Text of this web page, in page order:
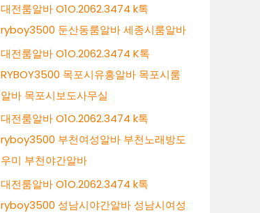
대전룸알바 O1O.2062.3474 k톡
ryboy3500 둔산동룸알바 세종시룸알바
대전룸알바 O1O.2062.3474 K톡
RYBOY3500 목포시유흥알바 목포시룸
알바 목포시보도사무실
대전룸알바 O1O.2062.3474 k톡
ryboy3500 부천여성알바 부천노래방도
우미 부천야간알바
대전룸알바 O1O.2062.3474 k톡
ryboy3500 성남시야간알바 성남시여성